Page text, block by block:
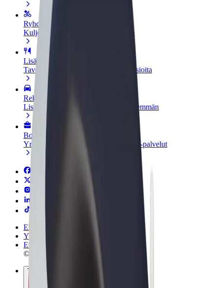
Ryhdy ruokalähetiksi
Kuljeta ruokaa ja ansaitse viikoittain
Lisää ravintola tai kauppa
Tavoita lisää asiakkaita ja kasvata ansioita
Rekisteröidy fleet-omistajaksi
Lisää autokantasi Boltiin ja tienaa enemmän
Bolt for Business
Yrityksellesi skaalatut Bolt-tuotteet ja -palvelut
Ehdot
Yksityisyys
Evästeet
© 2026 Bolt Technology OÜ
Tuotteet